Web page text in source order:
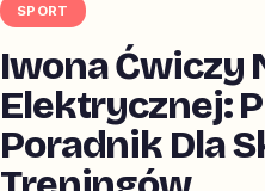
SPORT
Iwona Ćwiczy
Elektrycznej:
Poradnik Dla